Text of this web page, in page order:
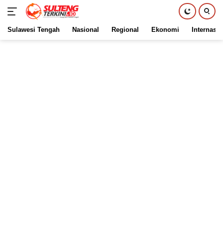
Sulawesi Tengah Nasional Regional Ekonomi